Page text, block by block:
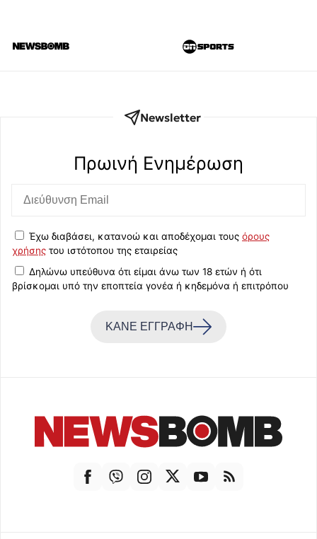
Newsletter
Πρωινή Eνημέρωση
Έχω διαβάσει, κατανοώ και αποδέχομαι τους όρους
χρήσης του ιστότοπου της εταιρείας
Δηλώνω υπεύθυνα ότι είμαι άνω των 18 ετών ή ότι
βρίσκομαι υπό την εποπτεία γονέα ή κηδεμόνα ή επιτρόπου
ΚΑΝΕ ΕΓΓΡΑΦΗ